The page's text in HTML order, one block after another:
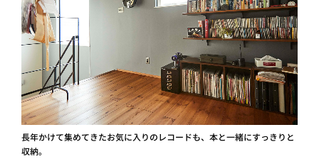
長年かけて集めてきたお気に入りのレコードも、本と一緒にすっきりと
収納。